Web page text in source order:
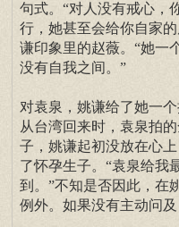
句式。“对人没有戒心，
行，她甚至会给你自家
谦印象里的赵薇。“她一
没有自我之间。”
对袁泉，姚谦给了她一
从台湾回来时，袁泉拍
子，姚谦起初没放在心
了怀孕生子。“袁泉给我
到。”不知是否因此，在
例外。如果没有主动问及